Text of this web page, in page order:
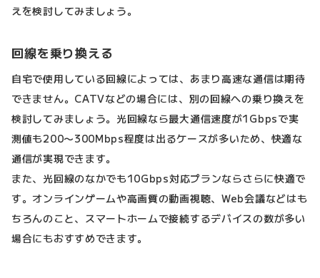
えを検討してみましょう。
回線を乗り換える
自宅で使用している回線によっては、あまり高速な通信は期待
できません。CATVなどの場合には、別の回線への乗り換えを
検討してみましょう。光回線なら最大通信速度が1Gbpsで実
測値も200〜300Mbps程度は出るケースが多いため、快適な
通信が実現できます。
また、光回線のなかでも10Gbps対応プランならさらに快適で
す。オンラインゲームや高画質の動画視聴、Web会議などはも
ちろんのこと、スマートホームで接続するデバイスの数が多い
場合にもおすすめできます。